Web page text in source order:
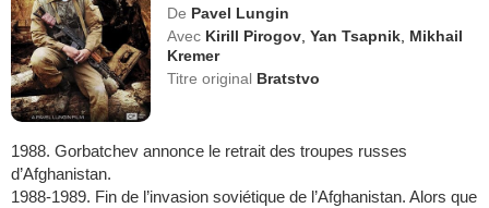
De Pavel Lungin
Avec Kirill Pirogov ,Yan Tsapnik Mikhail
Kremer
Titre original Bratstvo
1988. Gorbatchev annonce le retrait des troupes russes
d’Afghanistan.
1988-1989. Fin de l’invasion soviétique de l’Afghanistan. Alors que